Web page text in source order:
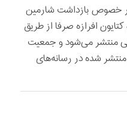
خصوص بازداشت شارمین
افرازه صرفا از طریق
منتشر می‌شود و جمعیت
شده در رسانه‌های